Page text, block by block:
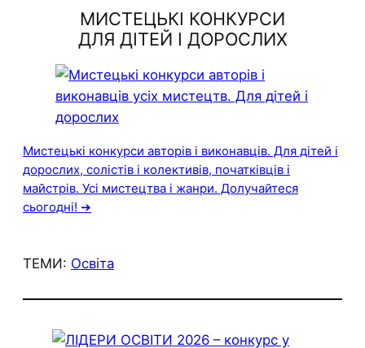
МИСТЕЦЬКІ КОНКУРСИ
ДЛЯ ДІТЕЙ І ДОРОСЛИХ
Мистецькі конкурси авторів і виконавців. Для дітей і
дорослих, солістів і колективів, початківців і
майстрів. Усі мистецтва і жанри. Долучайтеся
сьогодні! ➔
ТЕМИ: Освіта